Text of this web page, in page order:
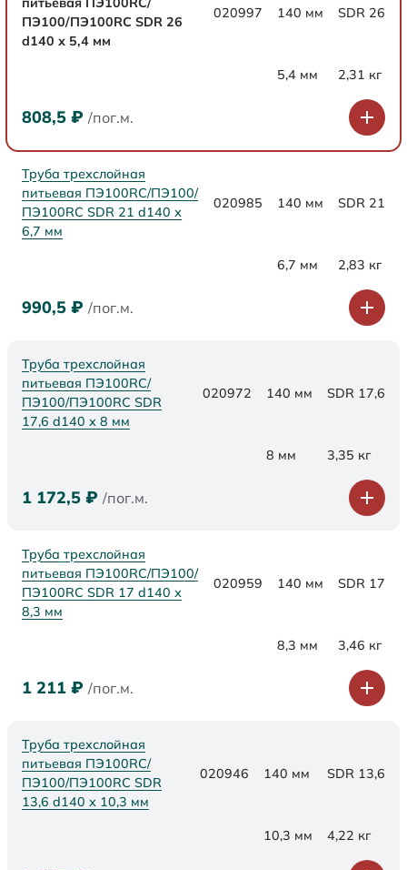
ПЭ100/ПЭ100RC SDR 26
d140 х 5,4 мм
020997 140 мм SDR 26
5,4 мм 2,31 кг
808,5 ₽ /пог.м.
Труба трехслойная
питьевая ПЭ100RC/ПЭ100/
ПЭ100RC SDR 21 d140 х
6,7 мм
020985 140 мм SDR 21
6,7 мм 2,83 кг
990,5 ₽ /пог.м.
Труба трехслойная
питьевая ПЭ100RC/
ПЭ100/ПЭ100RC SDR
17,6 d140 х 8 мм
020972 140 мм SDR 17,6
8 мм 3,35 кг
1 172,5 ₽ /пог.м.
Труба трехслойная
питьевая ПЭ100RC/ПЭ100/
ПЭ100RC SDR 17 d140 х
8,3 мм
020959 140 мм SDR 17
8,3 мм 3,46 кг
1 211 ₽ /пог.м.
Труба трехслойная
питьевая ПЭ100RC/
ПЭ100/ПЭ100RC SDR
13,6 d140 х 10,3 мм
020946 140 мм SDR 13,6
10,3 мм 4,22 кг